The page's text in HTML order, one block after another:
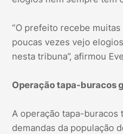
“O prefeito recebe
poucas vezes vejo
nesta tribuna”, afirmou
Operação tapa-buracos
A operação tapa-buracos
demandas da população